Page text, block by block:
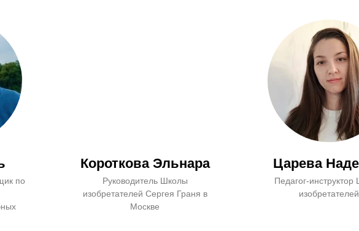
по
Короткова Эльнара
Руководитель Школы
изобретателей Сергея Граня в
Москве
Царева
Педагог-
изобретателей